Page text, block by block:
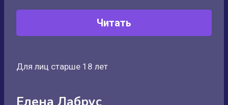
Читать
Для лиц старше 18 лет